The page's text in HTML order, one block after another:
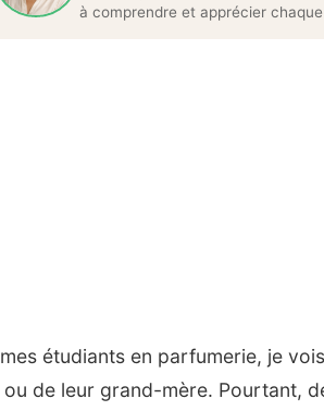
à comprendre et apprécier
étudiants en parfumerie, je
ou de leur grand-mère. Pourtant,